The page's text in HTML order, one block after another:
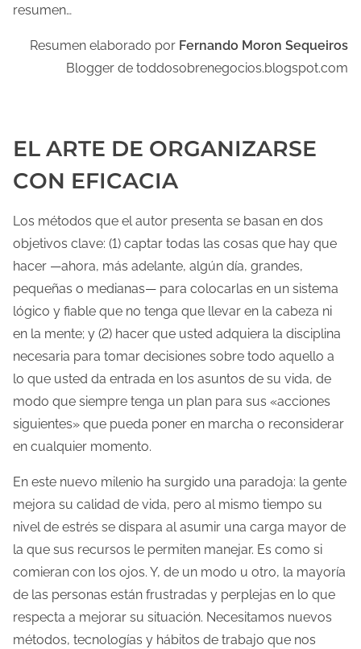
resumen…
Resumen elaborado por Fernando Moron Sequeiros
Blogger de toddosobrenegocios.blogspot.com
EL ARTE DE ORGANIZARSE
CON EFICACIA
Los métodos que el autor presenta se basan en dos
objetivos clave: (1) captar todas las cosas que hay que
hacer —ahora, más adelante, algún día, grandes,
pequeñas o medianas— para colocarlas en un sistema
lógico y fiable que no tenga que llevar en la cabeza ni
en la mente; y (2) hacer que usted adquiera la disciplina
necesaria para tomar decisiones sobre todo aquello a
lo que usted da entrada en los asuntos de su vida, de
modo que siempre tenga un plan para sus «acciones
siguientes» que pueda poner en marcha o reconsiderar
en cualquier momento.
En este nuevo milenio ha surgido una paradoja: la gente
mejora su calidad de vida, pero al mismo tiempo su
nivel de estrés se dispara al asumir una carga mayor de
la que sus recursos le permiten manejar. Es como si
comieran con los ojos. Y, de un modo u otro, la mayoría
de las personas están frustradas y perplejas en lo que
respecta a mejorar su situación. Necesitamos nuevos
métodos, tecnologías y hábitos de trabajo que nos